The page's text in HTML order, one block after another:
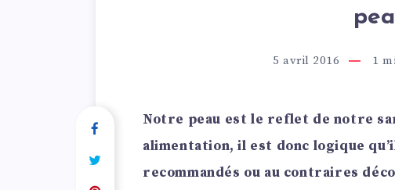
5 avril 2016 1
Notre peau est le reflet de notre
alimentation, il est donc logique
recommandés ou au contraires